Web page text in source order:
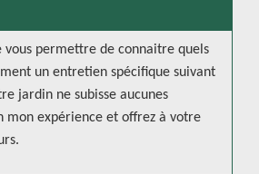
vous permettre de connaitre quels
un entretien spécifique suivant
jardin ne subisse aucunes
mon expérience et offrez à votre